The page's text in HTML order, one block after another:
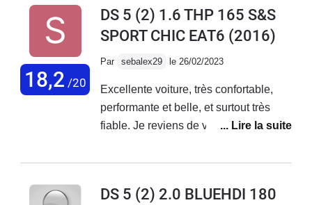
correct, s'armer néanmoins de sa CB pour faire le plein
régulièrement même en conduite souple. Pour le coup,
un mode "ECO" aurait pu jouer un bon rôle.
18,2 /20
DS 5 (2) 1.6 THP 165 S&S
SPORT CHIC EAT6 (2016)
Par sebalex29 le 26/02/2023
Excellente voiture, très confortable,
performante et belle, et surtout très
fiable. Je reviens de vacances à son
problème et sans fatigue. La boîte
souplesse, les suspensions
DS 5 (2) 2.0 BLUEHDI 180